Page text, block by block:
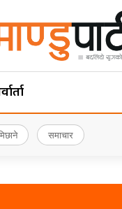
समाचार